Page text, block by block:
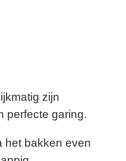
zijn
perfecte garing.
het bakken even